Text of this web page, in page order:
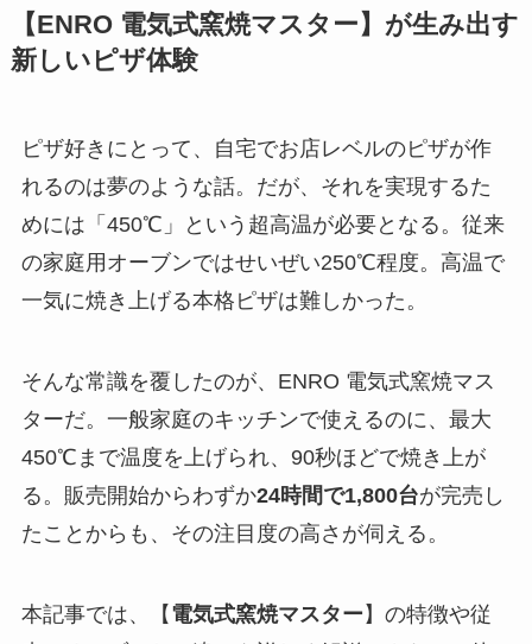
【ENRO 電気式窯焼マスター】が生み出す
新しいピザ体験
ピザ好きにとって、自宅でお店レベルのピザが作
れるのは夢のような話。だが、それを実現するた
めには「450℃」という超高温が必要となる。従来
の家庭用オーブンではせいぜい250℃程度。高温で
一気に焼き上げる本格ピザは難しかった。
そんな常識を覆したのが、ENRO 電気式窯焼マス
ターだ。一般家庭のキッチンで使えるのに、最大
450℃まで温度を上げられ、90秒ほどで焼き上が
る。販売開始からわずか24時間で1,800台が完売し
たことからも、その注目度の高さが伺える。
本記事では、【 電気式窯焼マスター 】の特徴や従